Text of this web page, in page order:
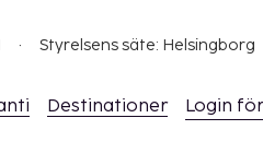
Styrelsens säte: Helsingborg
Destinationer Login